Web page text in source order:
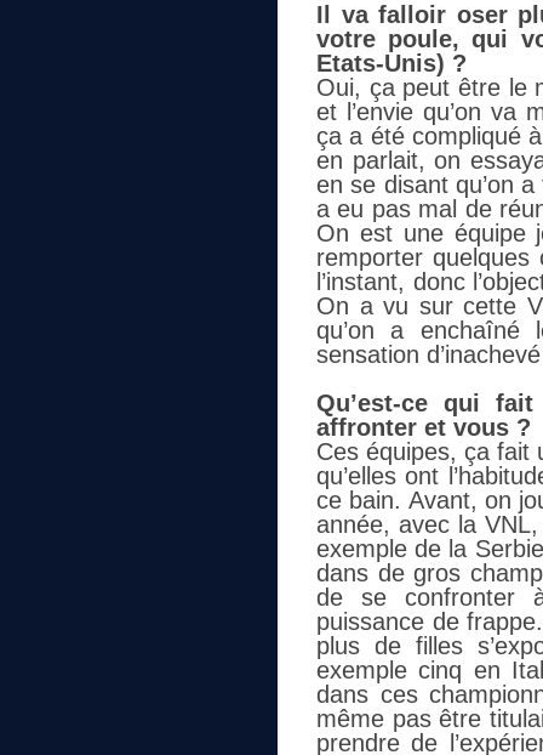
Il va falloir oser
votre poule, qui
Etats-Unis) ?
Oui, ça peut être le
et l’envie qu’on va
ça a été compliqué
en parlait, on
en se disant qu’on
a eu pas mal de
On est une équipe
remporter
l’instant, donc
On a vu sur cette
qu’on a
sensation
Qu’est-ce qui
affronter et vous ?
Ces équipes, ça fait
qu’elles ont
ce bain. Avant, on
année, avec la
exemple de la
dans de gros
de se confronter
puissance de
plus de filles
exemple cinq en
dans ces
même pas être
prendre de